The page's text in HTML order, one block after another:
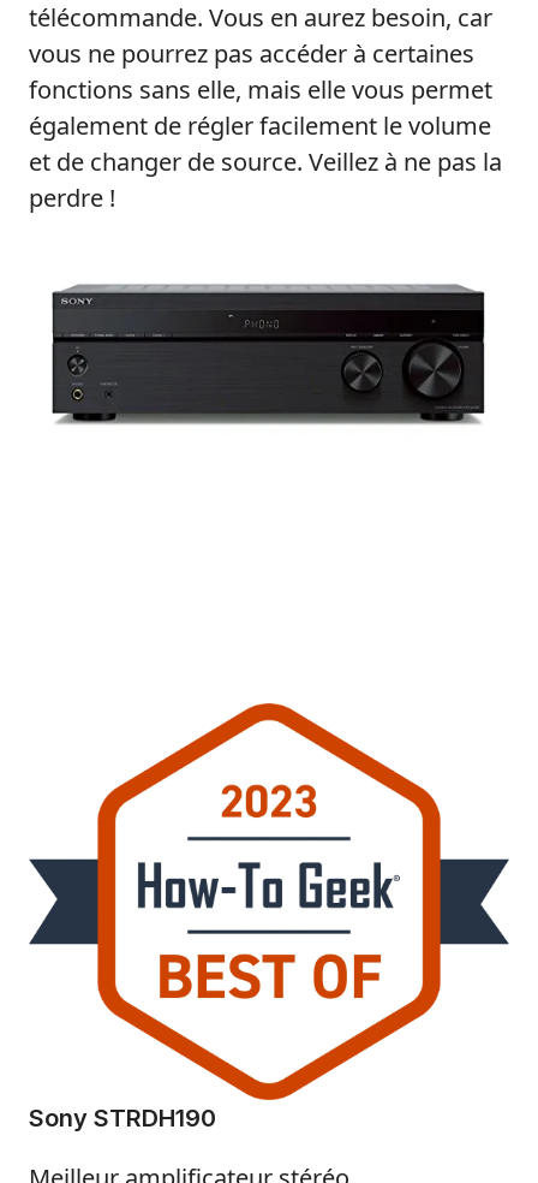
télécommande. Vous en aurez besoin, car
vous ne pourrez pas accéder à certaines
fonctions sans elle, mais elle vous permet
également de régler facilement le volume
et de changer de source. Veillez à ne pas la
perdre !
Sony STRDH190